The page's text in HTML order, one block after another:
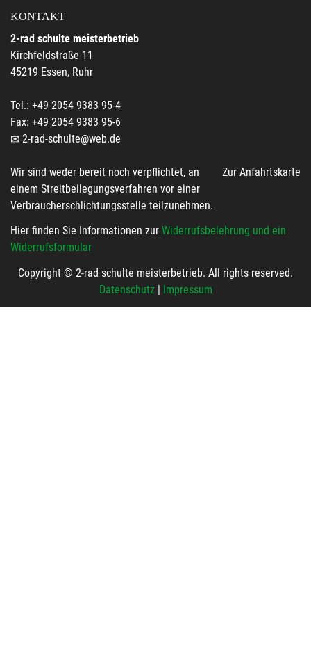
KONTAKT
2-rad schulte meisterbetrieb
Kirchfeldstraße 11
45219 Essen, Ruhr
Tel.: +49 2054 9383 95-4
Fax: +49 2054 9383 95-6
2-rad-schulte@web.de
Zur Anfahrtskarte
Wir sind weder bereit noch verpflichtet, an
einem Streitbeilegungsverfahren vor einer
Verbraucherschlichtungsstelle teilzunehmen.
Hier finden Sie Informationen zur Widerrufsbelehrung und ein
Widerrufsformular
Copyright © 2-rad schulte meisterbetrieb. All rights reserved.
Datenschutz| Impressum